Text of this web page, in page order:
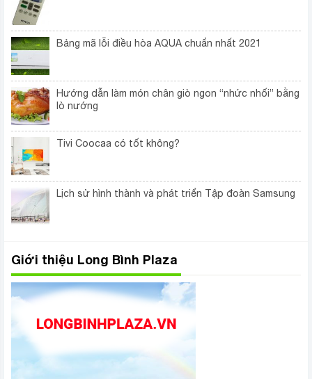
Bảng mã lỗi điều hòa AQUA chuẩn nhất 2021
Hướng dẫn làm món chân giò ngon “nhức nhối” bằng
lò nướng
Tivi Coocaa có tốt không?
Lịch sử hình thành và phát triển Tập đoàn Samsung
Giới thiệu Long Bình Plaza